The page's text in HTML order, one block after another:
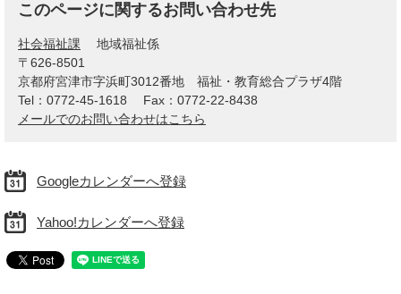
このページに関するお問い合わせ先
社会福祉課
地域福祉係
〒626-8501
京都府宮津市字浜町3012番地 福祉・教育総合プラザ4階
Tel：0772-45-1618
Fax：0772-22-8438
メールでのお問い合わせはこちら
Googleカレンダーへ登録
Yahoo!カレンダーへ登録